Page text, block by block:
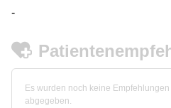
-
Es wurden noch keine
abgegeben.